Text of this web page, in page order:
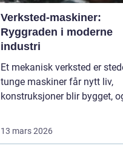
Verksted-maskiner:
Ryggraden i moderne
industri
Et mekanisk verksted er
tunge maskiner får nytt liv,
konstruksjoner blir bygget,
13 mars 2026